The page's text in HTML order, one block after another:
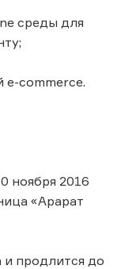
среды для
е-commerce.
ноября 2016
«Арарат
и продлится до